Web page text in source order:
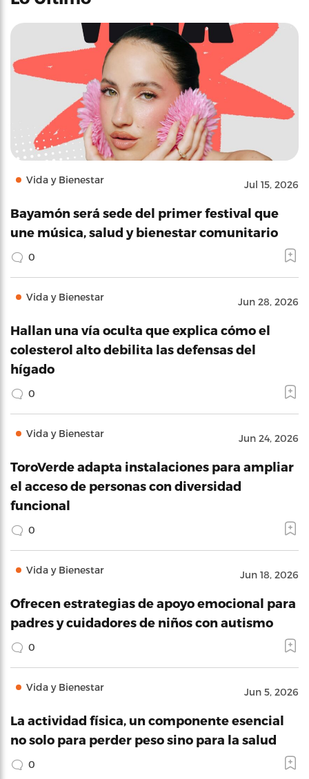
Vida y Bienestar Jul 15, 2026
Bayamón será sede del primer festival que
une música, salud y bienestar comunitario
0
Vida y Bienestar Jun 28, 2026
Hallan una vía oculta que explica cómo el
colesterol alto debilita las defensas del
hígado
0
Vida y Bienestar Jun 24, 2026
ToroVerde adapta instalaciones para ampliar
el acceso de personas con diversidad
funcional
0
Vida y Bienestar Jun 18, 2026
Ofrecen estrategias de apoyo emocional para
padres y cuidadores de niños con autismo
0
Vida y Bienestar Jun 5, 2026
La actividad física, un componente esencial
no solo para perder peso sino para la salud
0